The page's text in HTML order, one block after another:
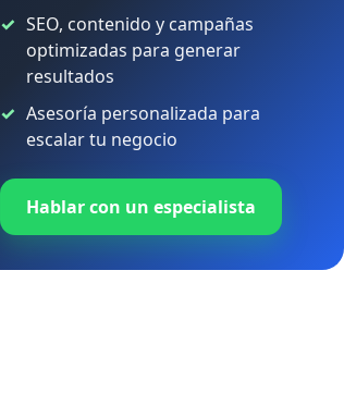
SEO, contenido y campañas
optimizadas para generar
resultados
Asesoría personalizada para
escalar tu negocio
Hablar con un especialista